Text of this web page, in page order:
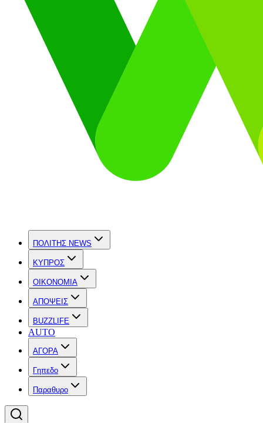
ΠΟΛΙΤΗΣ NEWS
ΚΥΠΡΟΣ
OIKONOMIA
ΑΠΟΨΕΙΣ
BUZZLIFE
AUTO
ΑΓΟΡΑ
Γηπεδο
Παραθυρο